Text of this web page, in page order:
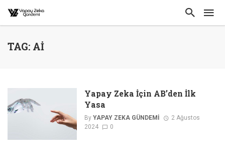
TAG: AI
Yapay Zeka İçin AB’den İlk
Yasa
By YAPAY ZEKA GÜNDEMI
2 Ağustos
2024
0